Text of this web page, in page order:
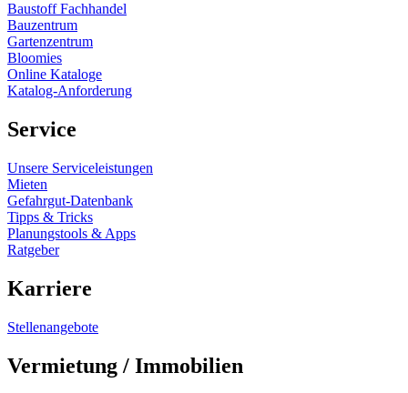
Baustoff Fachhandel
Bauzentrum
Gartenzentrum
Bloomies
Online Kataloge
Katalog-Anforderung
Service
Unsere Serviceleistungen
Mieten
Gefahrgut-Datenbank
Tipps & Tricks
Planungstools & Apps
Ratgeber
Karriere
Stellenangebote
Vermietung / Immobilien